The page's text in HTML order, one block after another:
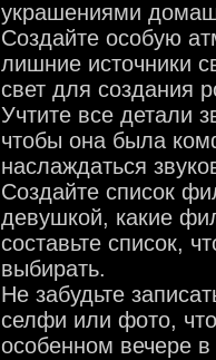
украшениями
Создайте особую
лишние источники
свет для создания
Учтите все детали
чтобы она была
наслаждаться
Создайте список
девушкой, какие
составьте список,
выбирать.
Не забудьте
селфи или фото,
особенном вечере